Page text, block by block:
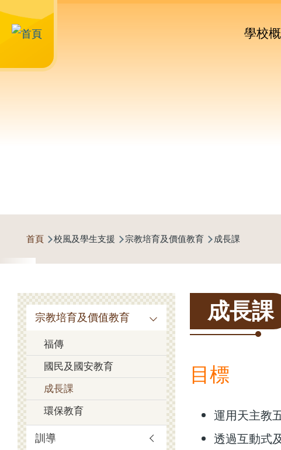
移至主內容
學校
航
連
結
首頁 校風及學生支援 宗教培育及價值教育 成長課
成長課
目標
運用天主教
透過互動式
Main
navigation
宗教培育及價值教育
福傳
國民及國安教育
成長課
環保教育
訓導